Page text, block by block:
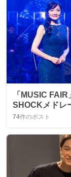
「MUSIC
SHOCKメドレ
74件のポスト